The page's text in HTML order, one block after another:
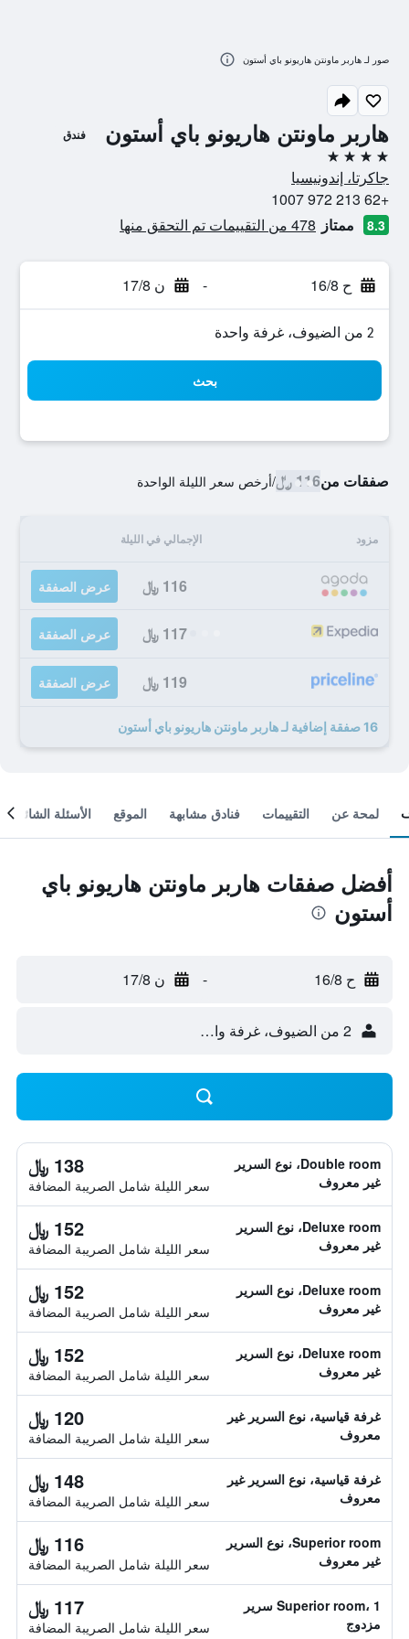
هاربر ماونتن هاريونو باي أستون فندق
4 نجوم
جاكرتا، إندونيسيا
+62 213 972 1007
8.3 ممتاز 478 من التقييمات تم التحقق منها
ح 16/8 - ن 17/8
2 من الضيوف، غرفة واحدة
بحث
صفقات من116 ﷼ /أرخص سعر الليلة الواحدة
مزود الإجمالي في الليلة
116 ﷼ عرض الصفقة
117 ﷼ عرض الصفقة
119 ﷼ عرض الصفقة
16 صفقة إضافية لـ هاربر ماونتن هاريونو باي أستون
صور لـ هاربر ماونتن هاريونو باي أستون
لمحة عن التقييمات فنادق مشابهة الموقع الأسئلة الشائعة
أفضل صفقات هاربر ماونتن هاريونو باي
أستون
ح 16/8 - ن 17/8
2 من الضيوف، غرفة واحدة
Double room، نوع السرير
غير معروف
138 ﷼
سعر الليلة شامل الصريبة المضافة
Deluxe room، نوع السرير
غير معروف
152 ﷼
سعر الليلة شامل الصريبة المضافة
Deluxe room، نوع السرير
غير معروف
152 ﷼
سعر الليلة شامل الصريبة المضافة
Deluxe room، نوع السرير
غير معروف
152 ﷼
سعر الليلة شامل الصريبة المضافة
غرفة قياسية، نوع السرير غير
معروف
120 ﷼
سعر الليلة شامل الصريبة المضافة
غرفة قياسية، نوع السرير غير
معروف
148 ﷼
سعر الليلة شامل الصريبة المضافة
Superior room، نوع السرير
غير معروف
116 ﷼
سعر الليلة شامل الصريبة المضافة
Superior room، 1 سرير
مزدوج
117 ﷼
سعر الليلة شامل الصريبة المضافة